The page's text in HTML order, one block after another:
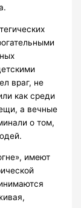
враг, не
как среди
а вечные
о том,
имеют